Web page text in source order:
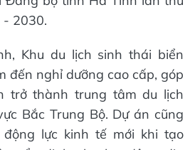
- 2030.
Khu du lịch sinh thái biển
đến nghỉ dưỡng cao cấp, góp
trở thành trung tâm du lịch
Bắc Trung Bộ. Dự án cũng
lực kinh tế mới khi tạo